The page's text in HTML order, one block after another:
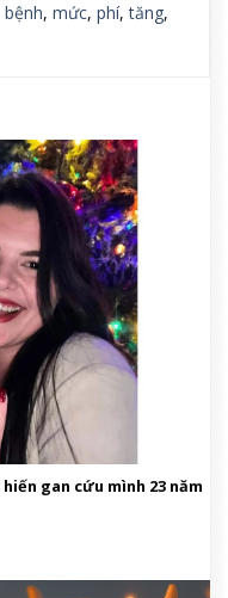
, mức, phí,tăng,
gan cứu mình 23 năm